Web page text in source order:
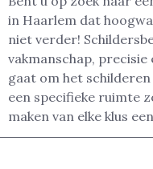
in Haarlem dat
niet verder!
vakmanschap,
gaat om het
een specifieke ruimte
maken van elke klus